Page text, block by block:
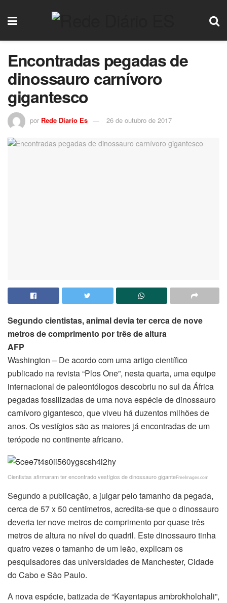
Encontradas pegadas de
dinossauro carnívoro
gigantesco
por Rede Diario Es 26 de outubro de 2017
Segundo cientistas, animal devia ter cerca de nove
metros de comprimento por três de altura
AFP
Washington – De acordo com uma artigo científico
publicado na revista “Plos One”, nesta quarta, uma equipe
internacional de paleontólogos descobriu no sul da África
pegadas fossilizadas de uma nova espécie de dinossauro
carnívoro gigantesco, que viveu há duzentos milhões de
anos. Os vestígios são as maiores já encontradas de um
terópode no continente africano.
Cientistas afirmaram ter encontrado vestígios de dinossauro giganteFreeImages.com
Segundo a publicação, a julgar pelo tamanho da pegada,
cerca de 57 x 50 centímetros, acredita-se que o dinossauro
deveria ter nove metros de comprimento por quase três
metros de altura no nível do quadril. Este dinossauro tinha
quatro vezes o tamanho de um leão, explicam os
pesquisadores das universidades de Manchester, Cidade
do Cabo e São Paulo.
A nova espécie, batizada de “Kayentapus ambrokholohali”,